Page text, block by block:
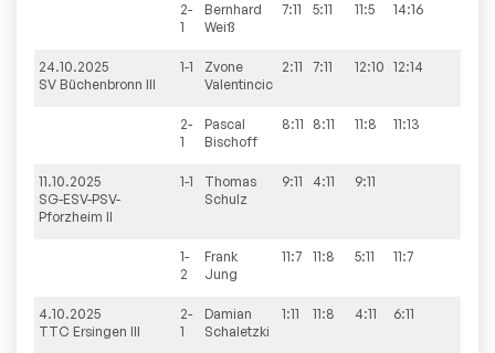
2-
1
Bernhard
Weiß
7:11 5:11 11:5 14:16
24.10.2025
SV Büchenbronn III
1-1
Zvone
Valentincic
2:11 7:11 12:10 12:14
2-
1
Pascal
Bischoff
8:11 8:11 11:8 11:13
11.10.2025
SG-ESV-PSV-
Pforzheim II
1-1
Thomas
Schulz
9:11 4:11 9:11
1-
2
Frank
Jung
11:7 11:8 5:11 11:7
4.10.2025
TTC Ersingen III
2-
1
Damian
Schaletzki
1:11 11:8 4:11 6:11